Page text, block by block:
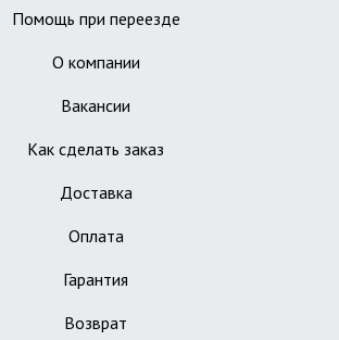
Помощь при переезде
О компании
Вакансии
Как сделать заказ
Доставка
Оплата
Гарантия
Возврат